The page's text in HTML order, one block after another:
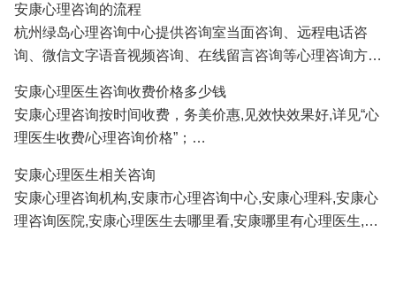
人、挽救婚姻、感情修复、情感咨询等;
3.安康青少年心理咨询：孩子厌学、沉迷游戏、叛逆、早
恋、学习压力、考试焦虑、交往障碍、家庭教育咨询等;
4.安康职场心理咨询：人际关系、职场压力、职业规划、情
绪调节、心理辅导等；
5.安康性心理咨询：青春期性教育、性心理障碍、以及心理
安康心理咨询的流程
杭州绿岛心理咨询中心提供咨询室当面咨询、远程电话咨
询、微信文字语音视频咨询、在线留言咨询等心理咨询方
便地得到心理医生专家专业有效的心理咨询服务。
正式系统的心理咨询服务需要提前预约,详见"心理医生预约/
心理咨询流程"；
安康心理医生咨询收费价格多少钱
安康心理咨询按时间收费，务美价惠,见效快效果好,详见“心
理医生收费/心理咨询价格”；
86433196 13306538268
安康心理医生相关咨询
安康心理咨询机构,安康市心理咨询中心,安康心理科,安康心
理咨询医院,安康心理医生去哪里看,安康哪里有心理医生,安